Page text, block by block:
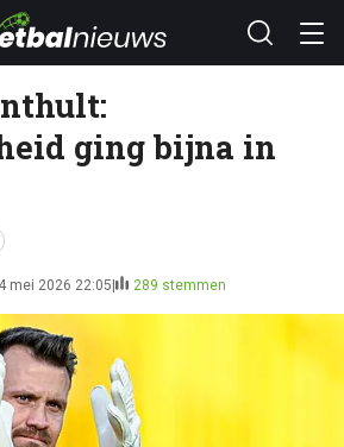
ging bijna in
mei 2026 22:05 289 stemmen